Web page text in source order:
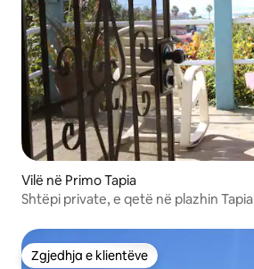
Vilë në Primo Tapia
Shtëpi private, e qetë në plazhin Tapia
Zgjedhja e klientëve
Zgjedhja e klientëve